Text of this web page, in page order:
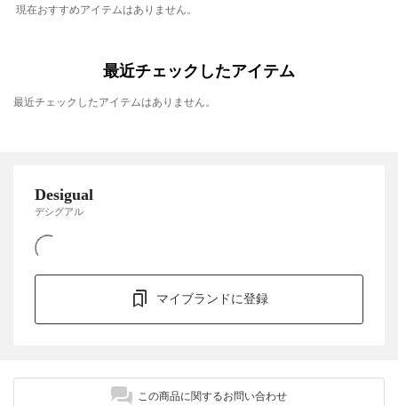
現在おすすめアイテムはありません。
最近チェックしたアイテム
最近チェックしたアイテムはありません。
Desigual
デシグアル
マイブランドに登録
この商品に関するお問い合わせ